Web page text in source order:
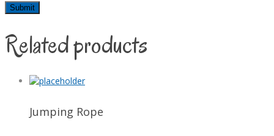
Related products
Jumping Rope